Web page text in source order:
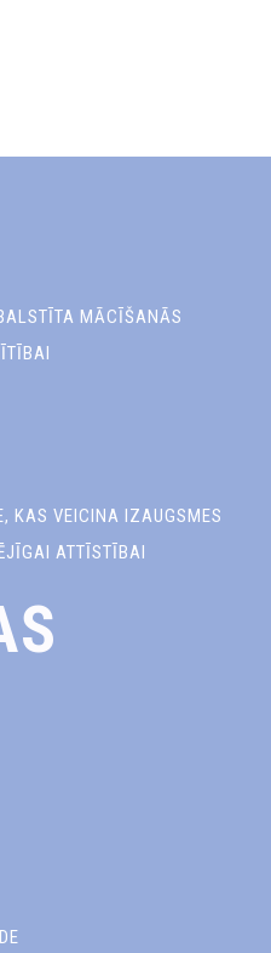
MĀCĪŠANĀS
KAS VEICINA IZAUGSMES
ATTĪSTĪBAI